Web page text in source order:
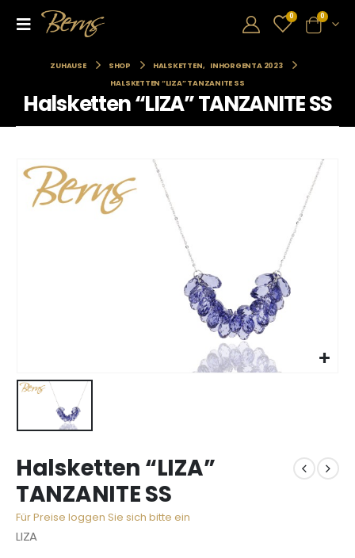
0 0
ZUHAUSE SHOP HALSKETTEN,
INHORGENTA 2023
HALSKETTEN “LIZA” TANZANITE SS
Halsketten “LIZA” TANZANITE SS
Halsketten “LIZA”
TANZANITE SS
Für Preise loggen Sie sich bitte ein
LIZA